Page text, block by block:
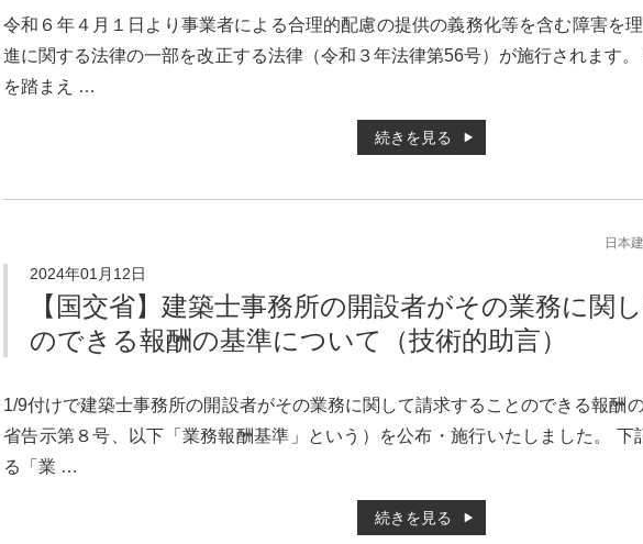
令和６年４月１日より事業者による合理的配慮の提供の義務化等を含む障害を
進に関する法律の一部を改正する法律（令和３年法律第56号）が施行されます
を踏まえ …
続きを見る
日本
2024年01月12日
【国交省】建築士事務所の開設者がその業務に関
のできる報酬の基準について（技術的助言）
1/9付けで建築士事務所の開設者がその業務に関して請求することのできる報酬
省告示第８号、以下「業務報酬基準」という）を公布・施行いたしました。 下
る「業 …
続きを見る